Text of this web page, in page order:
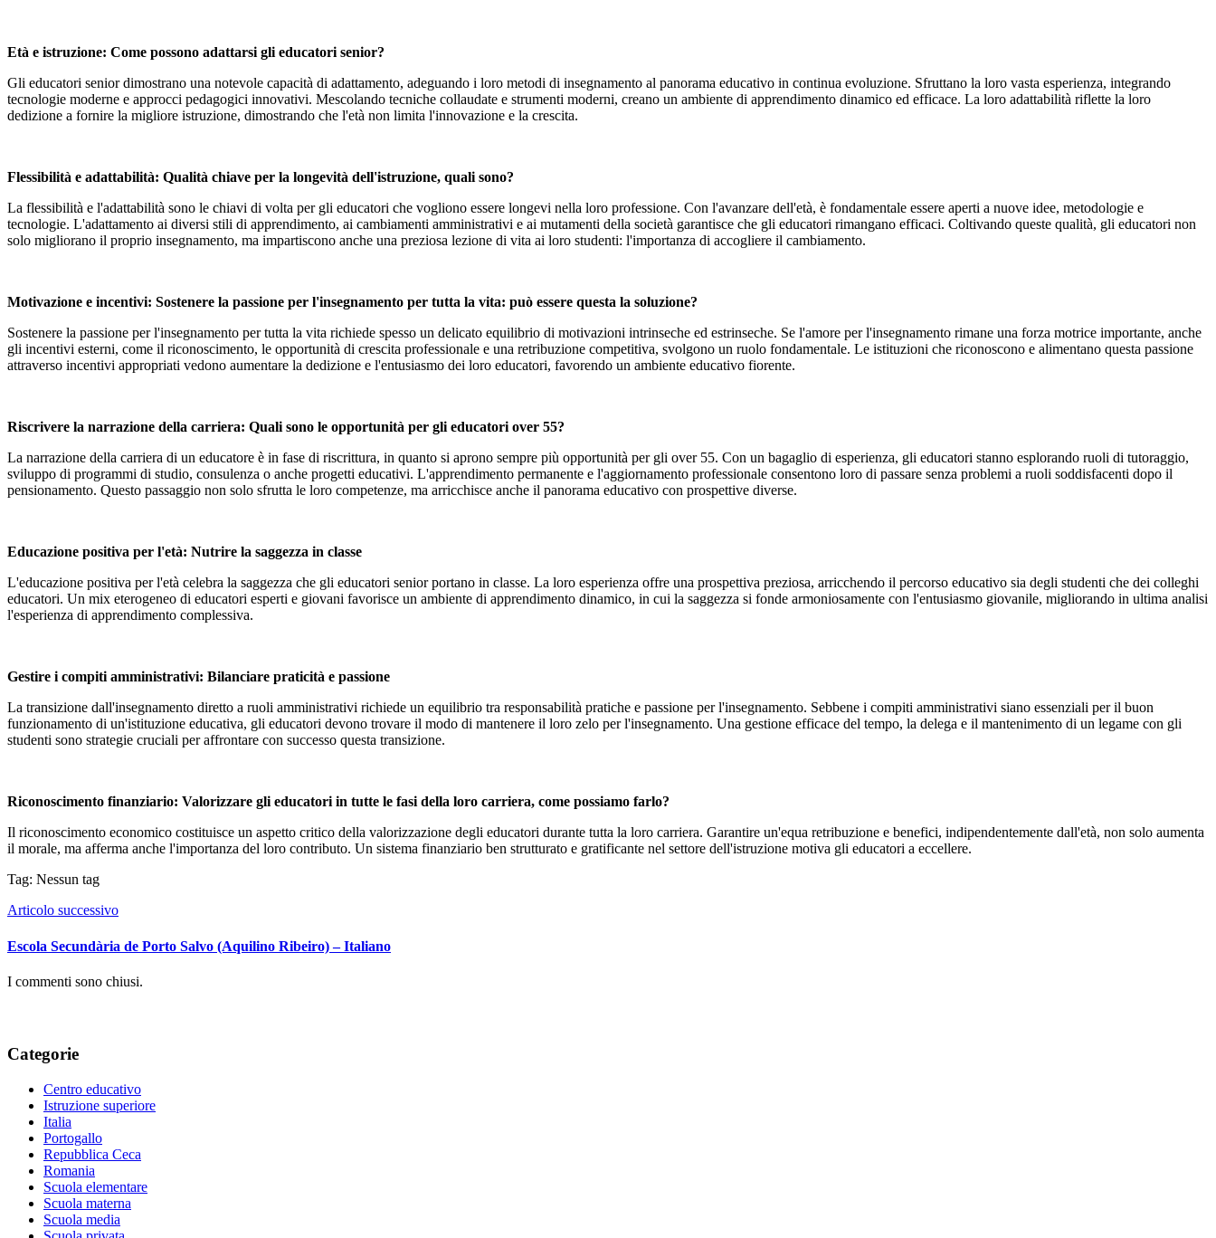
Età e istruzione: Come possono adattarsi gli educatori senior?
Gli educatori senior dimostrano una notevole capacità di adattamento, adeguando i loro metodi di insegnamento al panorama educativo in continua evoluzione. Sfruttano la loro vasta esperienza, integrando
tecnologie moderne e approcci pedagogici innovativi. Mescolando tecniche collaudate e strumenti moderni, creano un ambiente di apprendimento dinamico ed efficace. La loro adattabilità riflette la loro
dedizione a fornire la migliore istruzione, dimostrando che l'età non limita l'innovazione e la crescita.
Flessibilità e adattabilità: Qualità chiave per la longevità dell'istruzione, quali sono?
La flessibilità e l'adattabilità sono le chiavi di volta per gli educatori che vogliono essere longevi nella loro professione. Con l'avanzare dell'età, è fondamentale essere aperti a nuove idee, metodologie e
tecnologie. L'adattamento ai diversi stili di apprendimento, ai cambiamenti amministrativi e ai mutamenti della società garantisce che gli educatori rimangano efficaci. Coltivando queste qualità, gli educatori non
solo migliorano il proprio insegnamento, ma impartiscono anche una preziosa lezione di vita ai loro studenti: l'importanza di accogliere il cambiamento.
Motivazione e incentivi: Sostenere la passione per l'insegnamento per tutta la vita: può essere questa la soluzione?
Sostenere la passione per l'insegnamento per tutta la vita richiede spesso un delicato equilibrio di motivazioni intrinseche ed estrinseche. Se l'amore per l'insegnamento rimane una forza motrice importante, anche
gli incentivi esterni, come il riconoscimento, le opportunità di crescita professionale e una retribuzione competitiva, svolgono un ruolo fondamentale. Le istituzioni che riconoscono e alimentano questa passione
attraverso incentivi appropriati vedono aumentare la dedizione e l'entusiasmo dei loro educatori, favorendo un ambiente educativo fiorente.
Riscrivere la narrazione della carriera: Quali sono le opportunità per gli educatori over 55?
La narrazione della carriera di un educatore è in fase di riscrittura, in quanto si aprono sempre più opportunità per gli over 55. Con un bagaglio di esperienza, gli educatori stanno esplorando ruoli di tutoraggio,
sviluppo di programmi di studio, consulenza o anche progetti educativi. L'apprendimento permanente e l'aggiornamento professionale consentono loro di passare senza problemi a ruoli soddisfacenti dopo il
pensionamento. Questo passaggio non solo sfrutta le loro competenze, ma arricchisce anche il panorama educativo con prospettive diverse.
Educazione positiva per l'età: Nutrire la saggezza in classe
L'educazione positiva per l'età celebra la saggezza che gli educatori senior portano in classe. La loro esperienza offre una prospettiva preziosa, arricchendo il percorso educativo sia degli studenti che dei colleghi
educatori. Un mix eterogeneo di educatori esperti e giovani favorisce un ambiente di apprendimento dinamico, in cui la saggezza si fonde armoniosamente con l'entusiasmo giovanile, migliorando in ultima analisi
l'esperienza di apprendimento complessiva.
Gestire i compiti amministrativi: Bilanciare praticità e passione
La transizione dall'insegnamento diretto a ruoli amministrativi richiede un equilibrio tra responsabilità pratiche e passione per l'insegnamento. Sebbene i compiti amministrativi siano essenziali per il buon
funzionamento di un'istituzione educativa, gli educatori devono trovare il modo di mantenere il loro zelo per l'insegnamento. Una gestione efficace del tempo, la delega e il mantenimento di un legame con gli
studenti sono strategie cruciali per affrontare con successo questa transizione.
Riconoscimento finanziario: Valorizzare gli educatori in tutte le fasi della loro carriera, come possiamo farlo?
Il riconoscimento economico costituisce un aspetto critico della valorizzazione degli educatori durante tutta la loro carriera. Garantire un'equa retribuzione e benefici, indipendentemente dall'età, non solo aumenta
il morale, ma afferma anche l'importanza del loro contributo. Un sistema finanziario ben strutturato e gratificante nel settore dell'istruzione motiva gli educatori a eccellere.
Tag: Nessun tag
Articolo successivo
Escola Secundària de Porto Salvo (Aquilino Ribeiro) – Italiano
I commenti sono chiusi.
Categorie
Centro educativo
Istruzione superiore
Italia
Portogallo
Repubblica Ceca
Romania
Scuola elementare
Scuola materna
Scuola media